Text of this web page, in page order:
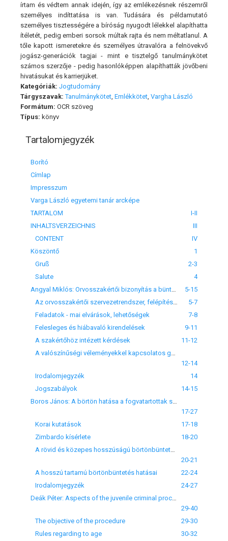
írtam és védtem annak idején, így az emlékezésnek részemről
személyes indíttatása is van. Tudására és példamutató
személyes tisztességére a bíróság nyugodt lélekkel alapíthatta
ítéletét, pedig emberi sorsok múltak rajta és nem méltatlanul. A
tőle kapott ismeretekre és személyes útravalóra a felnövekvő
jogász-generációk tagjai - mint e tisztelgő tanulmánykötet
számos szerzője - pedig hasonlóképpen alapíthatták jövőbeni
hivatásukat és karrierjüket.
Kategóriák: Jogtudomány
Tárgyszavak: Tanulmánykötet Emlékkötet Vargha László
Formátum: OCR szöveg
Típus: könyv
Tartalomjegyzék
Borító
Címlap
Impresszum
Varga László egyetemi tanár arcképe
TARTALOM
I-II
INHALTSVERZEICHNIS
III
CONTENT
IV
Köszöntő
1
Gruß
2-3
Salute
4
5-15
5-7
Feladatok - mai elvárások, lehetőségek
7-8
Felesleges és hiábavaló kirendelések
9-11
A szakértőhöz intézett kérdések
11-12
12-14
Irodalomjegyzék
14
Jogszabályok
14-15
17-27
Korai kutatások
17-18
Zimbardo kísérlete
18-20
20-21
A hosszú tartamú börtönbüntetés hatásai
22-24
Irodalomjegyzék
24-27
29-40
The objective of the procedure
29-30
Rules regarding to age
30-32